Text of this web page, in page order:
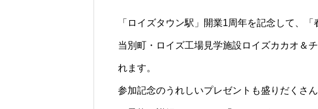
「ロイズタウン駅」開業1周年を記念して、
当別町・ロイズ工場見学施設ロイズカカオ＆
れます。
参加記念のうれしいプレゼントも盛りだくさん